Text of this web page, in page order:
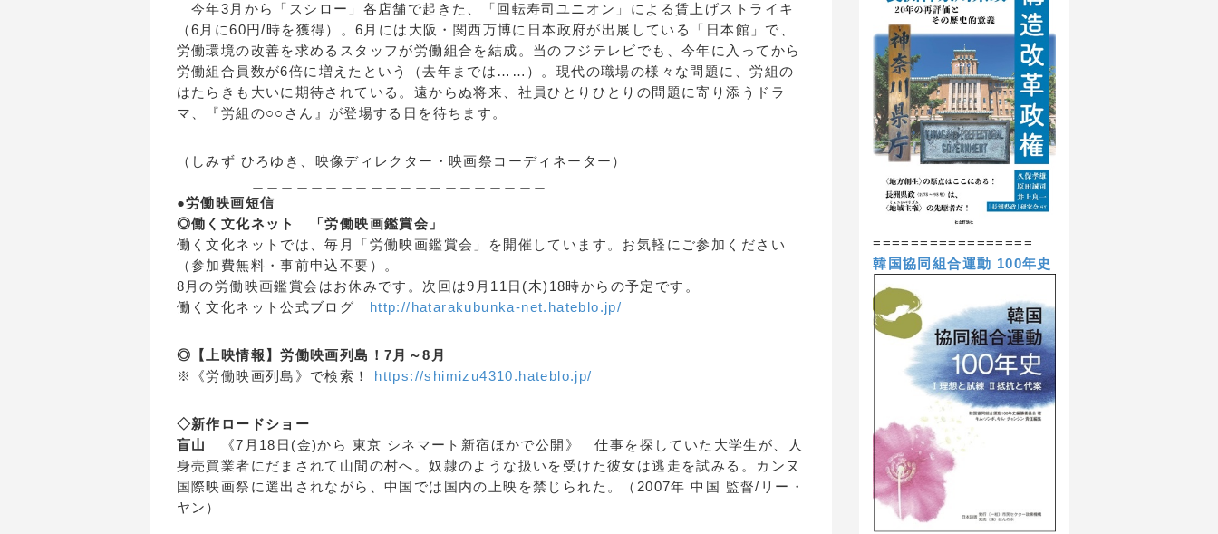
今年3月から「スシロー」各店舗で起きた、「回転寿司ユニオン」による賃上げストライキ
（6月に60円/時を獲得）。6月には大阪・関西万博に日本政府が出展している「日本館」で、
労働環境の改善を求めるスタッフが労働組合を結成。当のフジテレビでも、今年に入ってから
労働組合員数が6倍に増えたという（去年までは……）。現代の職場の様々な問題に、労組の
はたらきも大いに期待されている。遠からぬ将来、社員ひとりひとりの問題に寄り添うドラ
マ、『労組の○○さん』が登場する日を待ちます。
（しみず ひろゆき、映像ディレクター・映画祭コーディネーター）
●労働映画短信
◎働く文化ネット 「労働映画鑑賞会」
働く文化ネットでは、毎月「労働映画鑑賞会」を開催しています。お気軽にご参加ください
（参加費無料・事前申込不要）。
8月の労働映画鑑賞会はお休みです。次回は9月11日(木)18時からの予定です。
働く文化ネット公式ブログ http://hatarakubunka-net.hateblo.jp/
◎【上映情報】労働映画列島！7月～8月
※《労働映画列島》で検索！ https://shimizu4310.hateblo.jp/
◇新作ロードショー
盲山
《7月18日(金)から 東京 シネマート新宿ほかで公開》 仕事を探していた大学生が、人
身売買業者にだまされて山間の村へ。奴隷のような扱いを受けた彼女は逃走を試みる。カンヌ
国際映画祭に選出されながら、中国では国内の上映を禁じられた。（2007年 中国 監督/リー・
ヤン）
=================
韓国協同組合運動 100年史